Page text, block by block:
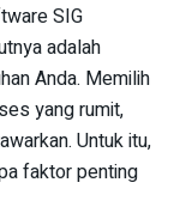
SIG
adalah
Anda. Memilih
yang rumit,
Untuk itu,
faktor penting